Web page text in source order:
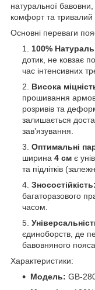
натуральної бавовни,
комфорт та тривалий
Основні переваги
100%
дотик, не ковзає
час інтенсивних
Висока
прошивання
розривів та
залишається
зав’язування.
Оптимальні
ширина 4 см є
та підлітків
Зносостійкість:
багаторазового
часом.
єдиноборств, де
бавовняного пояса.
Характеристики:
Модель: GB-